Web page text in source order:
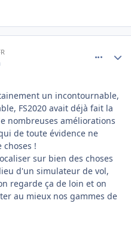
un incontournable,
FS2020 avait déjà fait la
nombreuses améliorations
de toute évidence ne
!
sur bien des choses
d'un simulateur de vol,
regarde ça de loin et on
au mieux nos gammes de